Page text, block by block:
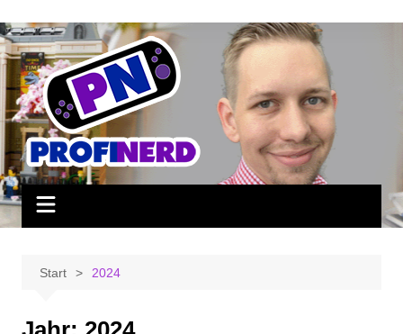
Inhalt
springen
Start 2024